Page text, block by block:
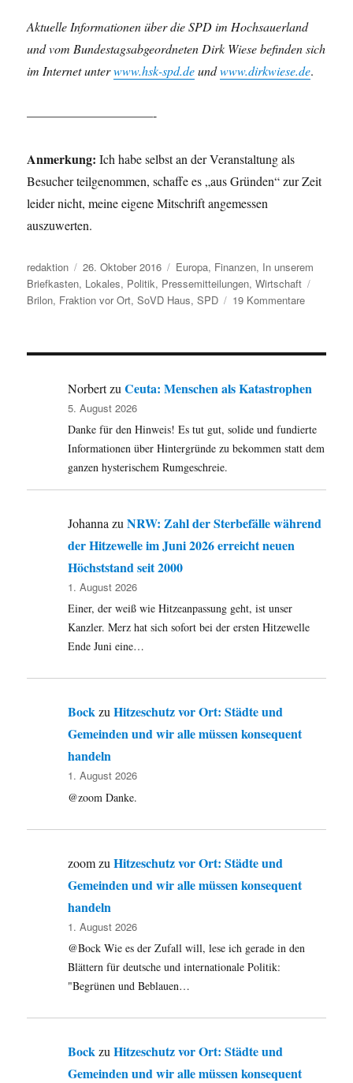
Aktuelle Informationen über die SPD im Hochsauerland
und vom Bundestagsabgeordneten Dirk Wiese befinden sich
im Internet unterwww.hsk-spd.deundwww.dirkwiese.de.
——————————-
Anmerkung: Ich habe selbst an der Veranstaltung als
Besucher teilgenommen, schaffe es „aus Gründen“ zur Zeit
leider nicht, meine eigene Mitschrift angemessen
auszuwerten.
Autor
redaktion
Veröffentlicht
am
26. Oktober 2016 Kategorien
Europa, Finanzen, In unserem
Briefkasten, Lokales, Politik, Pressemitteilungen,Wirtschaft
Brilon, Fraktion vor Ort,SoVD Haus,SPD 19 Kommentarezu
in
im
nach
NorbertzuCeuta: Menschen als Katastrophen
5. August 2026
Danke für den Hinweis! Es tut gut, solide und fundierte
Informationen über Hintergründe zu bekommen statt dem
ganzen hysterischem Rumgeschreie.
JohannazuNRW: Zahl der Sterbefälle während
der Hitzewelle im Juni 2026 erreicht neuen
Höchststand seit 2000
1. August 2026
Einer, der weiß wie Hitzeanpassung geht, ist unser
Kanzler. Merz hat sich sofort bei der ersten Hitzewelle
Ende Juni eine…
BockzuHitzeschutz vor Ort: Städte und
Gemeinden und wir alle müssen konsequent
handeln
1. August 2026
@zoom Danke.
zoomzuHitzeschutz vor Ort: Städte und
Gemeinden und wir alle müssen konsequent
handeln
1. August 2026
@Bock Wie es der Zufall will, lese ich gerade in den
Blättern für deutsche und internationale Politik:
"Begrünen und Beblauen…
Bock zuHitzeschutz vor Ort: Städte und
Gemeinden und wir alle müssen konsequent